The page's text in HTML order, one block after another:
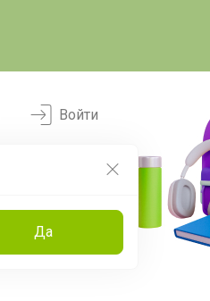
Да
Войти
Эксперты